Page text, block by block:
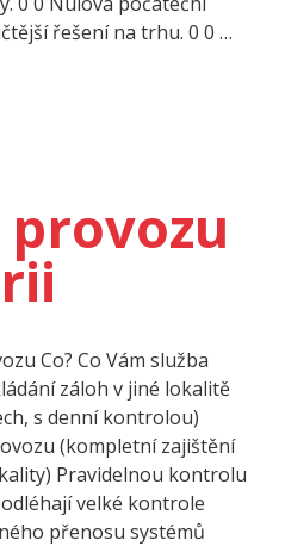
řešení na trhu. 0 0 …
Co? Co Vám služba
záloh v jiné lokalitě
s denní kontrolou)
(kompletní zajištění
Pravidelnou kontrolu
velké kontrole
přenosu systémů